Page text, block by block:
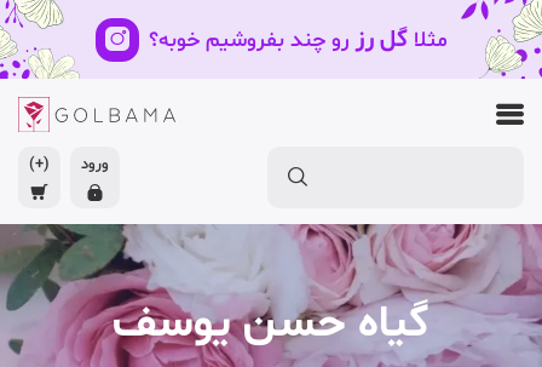
مثلاگل رز رو چند بفروشیم خوبه؟
ورود (+)
گیاه حسن یوسف